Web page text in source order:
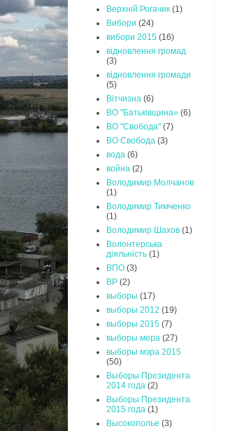
Верхній Рогачик (1)
Вибори (24)
вибори 2015 (16)
відновлення громад
(3)
відновлення громади
(5)
Вітчизна (6)
ВО "Батьківщина» (6)
ВО "Свобода" (7)
ВО Свобода (3)
вода (6)
война (2)
Володимир Молчанов
(1)
Володимир Тимченко
(1)
Володимир Шахов (1)
Волонтерська
діяльність (1)
ВПО (3)
ВР (2)
выборы (17)
выборы 2012 (19)
выборы 2015 (7)
выборы мера (27)
выборы мэра 2015
(50)
Выборы Президента
2014 года (2)
Выборы Президента
2015 года (1)
Высокополье (3)